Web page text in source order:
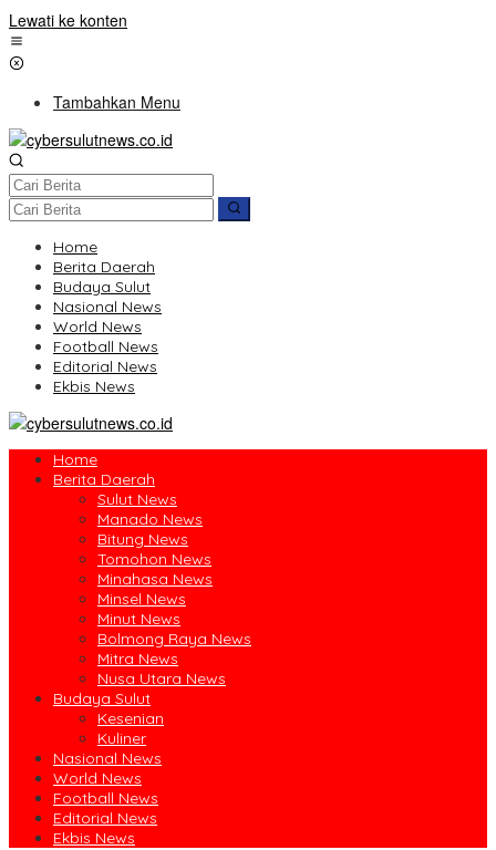
Lewati ke konten
Tambahkan Menu
Home
Berita Daerah
Budaya Sulut
Nasional News
World News
Football News
Editorial News
Ekbis News
Home
Berita Daerah
Sulut News
Manado News
Bitung News
Tomohon News
Minahasa News
Minsel News
Minut News
Bolmong Raya News
Mitra News
Nusa Utara News
Budaya Sulut
Kesenian
Kuliner
Nasional News
World News
Football News
Editorial News
Ekbis News